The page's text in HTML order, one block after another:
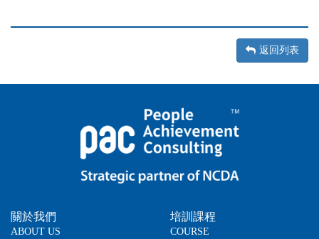
返回列表
關於我們
ABOUT US
培訓課程
COURSE